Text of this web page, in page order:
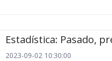
Estadística: Pasado,
2023-09-02 10:30:00